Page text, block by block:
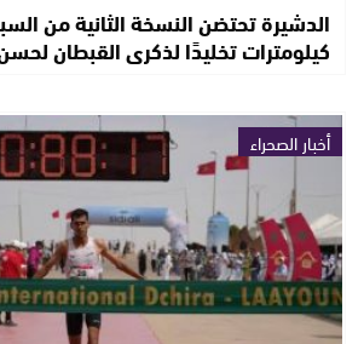
كيلومترات تخليدًا لذكرى القبطان
أخبار الصحراء